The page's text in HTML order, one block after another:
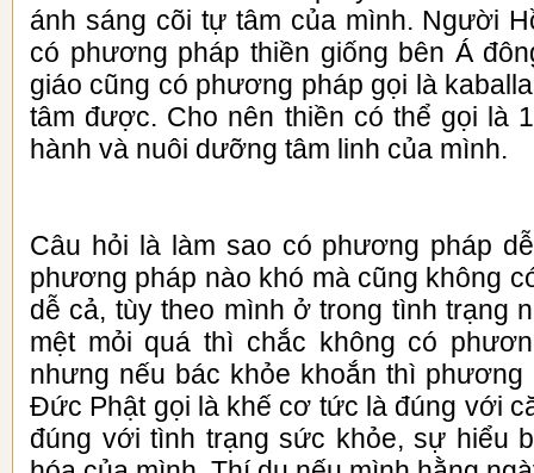
ánh sáng cõi tự tâm của mình. Người
có phương pháp thiền giống bên Á
giáo cũng có phương pháp gọi là
tâm được. Cho nên thiền có thể gọi là
hành và nuôi dưỡng tâm linh của mình.
Câu hỏi là làm sao có phương pháp
phương pháp nào khó mà cũng không
dễ cả, tùy theo mình ở trong tình trạng
mệt mỏi quá thì chắc không có
nhưng nếu bác khỏe khoắn thì phương
Đức Phật gọi là khế cơ tức là đúng với
đúng với tình trạng sức khỏe, sự hiểu